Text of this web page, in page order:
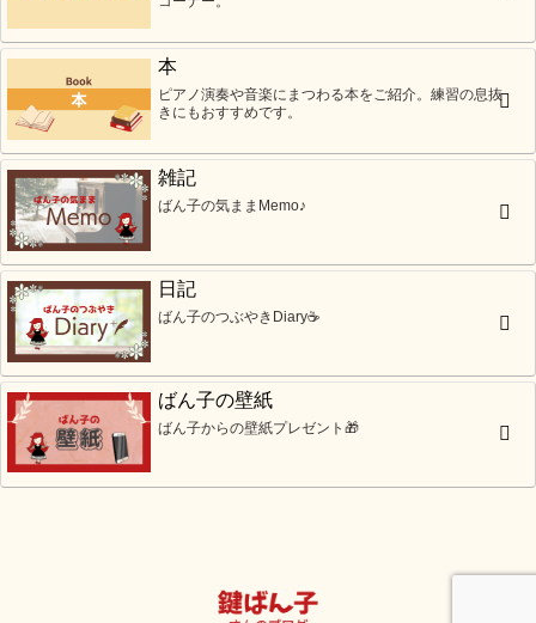
本
ピアノ演奏や音楽にまつわる本をご紹介。練習の息抜
きにもおすすめです。
雑記
ばん子の気ままMemo♪
日記
ばん子のつぶやきDiary☕
ばん子の壁紙
ばん子からの壁紙プレゼント🎁